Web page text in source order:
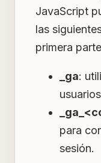
JavaScript
las
primera
_ga:
para
sesión.